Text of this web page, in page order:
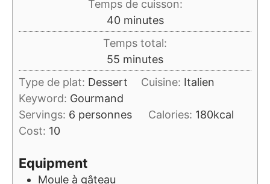
Temps de cuisson:
40minutes
minutes
Temps total:
55 minutes
minutes
Type de plat: Dessert Cuisine: Italien
Keyword: Gourmand
Servings: 6 personnes Calories: 180kcal
Cost: 10
Equipment
Moule à gâteau